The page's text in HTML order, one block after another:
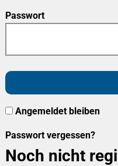
Passwort
Angemeldet bleiben
Passwort vergessen?
Noch nicht